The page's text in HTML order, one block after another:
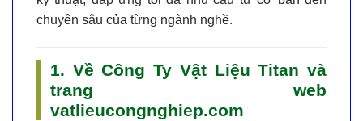
chuyên sâu của từng ngành nghề.
1. Về Công Ty Vật Liệu Titan và
trang web
vatlieucongnghiep.com